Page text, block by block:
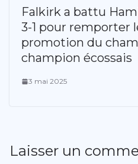
Falkirk a battu
3-1 pour remporter
promotion du
champion écossais
3 mai 2025
Laisser un